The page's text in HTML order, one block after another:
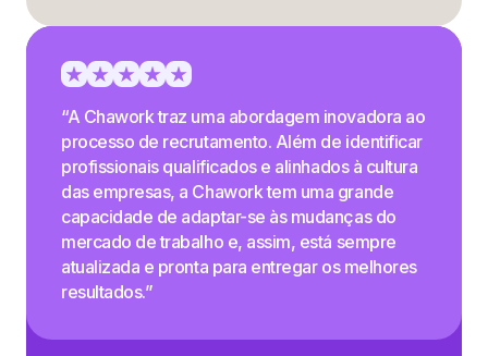
“A Chawork traz uma abordagem inovadora ao
processo de recrutamento. Além de identificar
profissionais qualificados e alinhados à cultura
das empresas, a Chawork tem uma grande
capacidade de adaptar-se às mudanças do
mercado de trabalho e, assim, está sempre
atualizada e pronta para entregar os melhores
resultados.”